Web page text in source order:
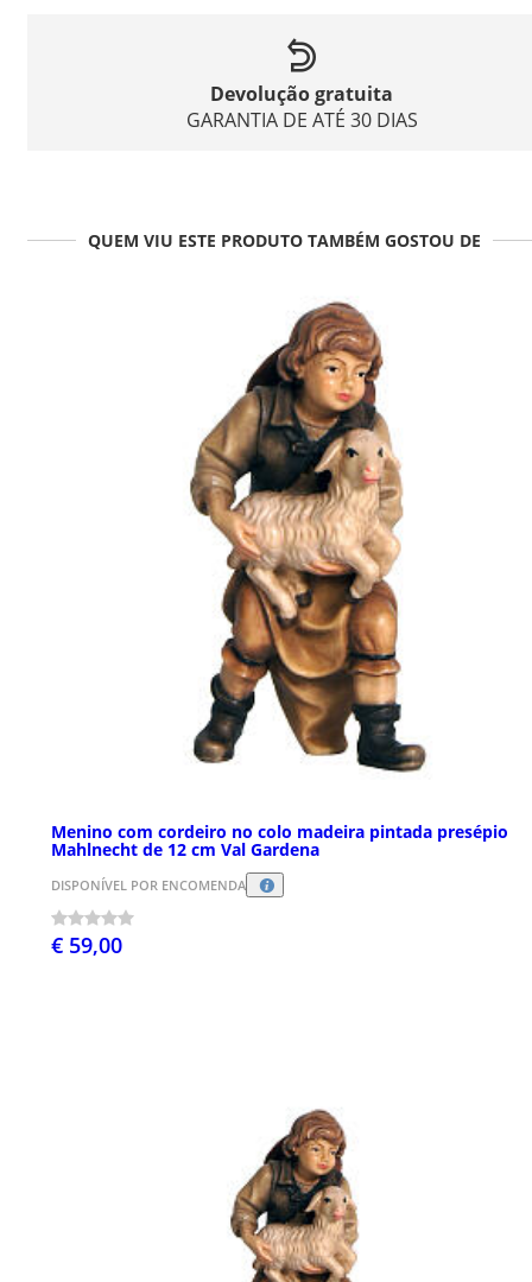
Devolução gratuita
GARANTIA DE ATÉ 30 DIAS
QUEM VIU ESTE PRODUTO TAMBÉM GOSTOU DE
Menino com cordeiro no colo madeira pintada presépio
Mahlnecht de 12 cm Val Gardena
DISPONÍVEL POR ENCOMENDA
€ 59,00